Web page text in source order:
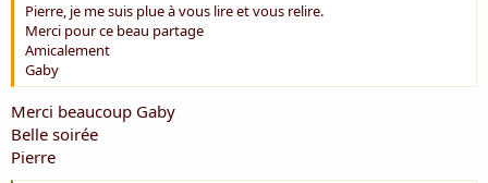
Pierre, je me suis plue à vous lire et vous relire.
Merci pour ce beau partage
Amicalement
Gaby
Merci beaucoup Gaby
Belle soirée
Pierre